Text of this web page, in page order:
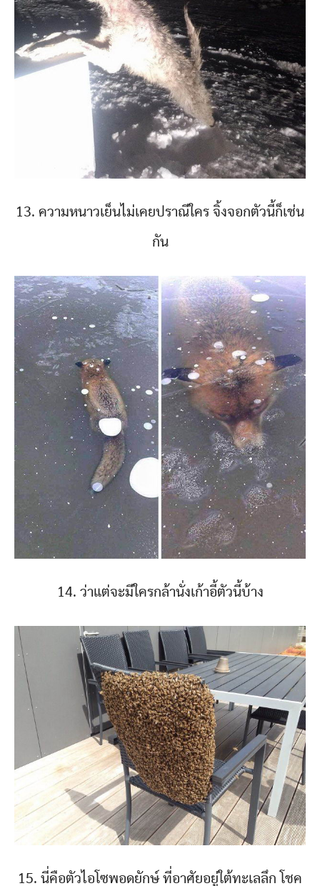
13. ความหนาวเย็นไม่เคยปราณีใคร จิ้งจอกตัวนี้ก็เช่น
กัน
14. ว่าแต่จะมีใครกล้านั่งเก้าอี้ตัวนี้บ้าง
15. นี่คือตัวไอโซพอดยักษ์ ที่อาศัยอยู่ใต้ทะเลลึก โชค